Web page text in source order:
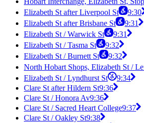
Elizabeth St after Liverpool St
9:30
Elizabeth St after Brisbane St
9:31
Elizabeth St / Warwick St
9:31
Elizabeth St / Tasma St
9:32
Elizabeth St / Burnett St
9:32
North Hobart Shops, Elizabeth St /
Elizabeth St / Lyndhurst St
9:34
Clare St after Hildern St9:36
Clare St / Honora Av9:36
Clare St / Sacred Heart College9:37
Clare St / Oakley St9:38